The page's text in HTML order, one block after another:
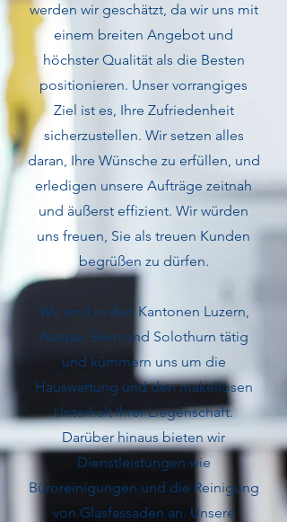
werden wir geschätzt, da wir uns mit
einem breiten Angebot und
höchster Qualität als die Besten
positionieren. Unser vorrangiges
Ziel ist es, Ihre Zufriedenheit
sicherzustellen. Wir setzen alles
daran, Ihre Wünsche zu erfüllen, und
erledigen unsere Aufträge zeitnah
und äußerst effizient. Wir würden
uns freuen, Sie als treuen Kunden
begrüßen zu dürfen.
Wir sind in den Kantonen Luzern,
Aargau, Bern und Solothurn tätig
und kümmern uns um die
Hauswartung und den makellosen
Unterhalt Ihrer Liegenschaft.
Darüber hinaus bieten wir
Dienstleistungen wie
Büroreinigungen und die Reinigung
von Glasfassaden an. Unsere